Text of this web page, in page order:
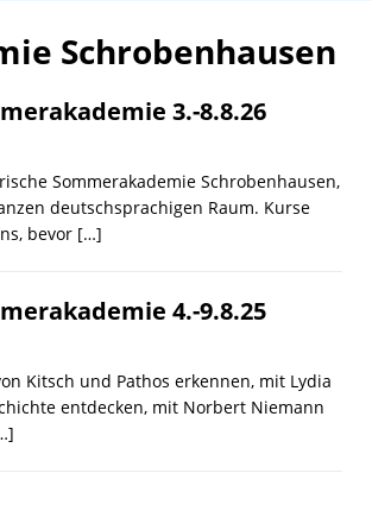
Schrobenhausen
3.-8.8.26
Sommerakademie Schrobenhausen,
deutschsprachigen Raum. Kur­se
bevor […]
4.-9.8.25
Kitsch und Pathos erkennen, mit Lydia
entdecken, mit Norbert Niemann